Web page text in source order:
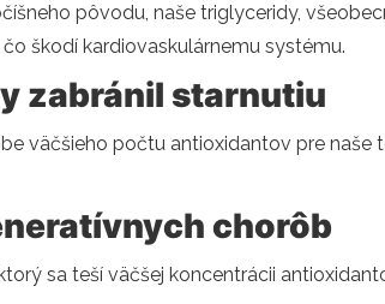
pôvodu, naše triglyceridy,
škodí kardiovaskulárnemu systému.
zabránil starnutiu
väčšieho počtu antioxidantov pre naše
chorôb
sa teší väčšej koncentrácii